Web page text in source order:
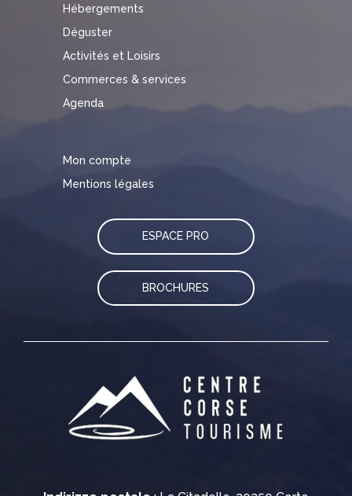
Hébergements
Déguster
Activités et Loisirs
Commerces & services
Agenda
Mon compte
Mentions légales
ESPACE PRO
BROCHURES